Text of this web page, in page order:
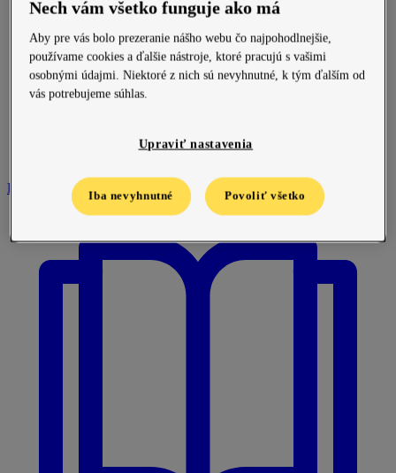
Pre partnerov
Nech vám všetko funguje ako má
Aby pre vás bolo prezeranie nášho webu čo najpohodlnejšie,
používame cookies a ďalšie nástroje, ktoré pracujú s vašimi
osobnými údajmi. Niektoré z nich sú nevyhnutné, k tým ďalším od
vás potrebujeme súhlas.
Upraviť nastavenia
Iba nevyhnutné Povoliť všetko